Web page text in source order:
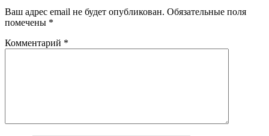
Ваш адрес email не будет опубликован. Обязательные поля
помечены *
Комментарий *